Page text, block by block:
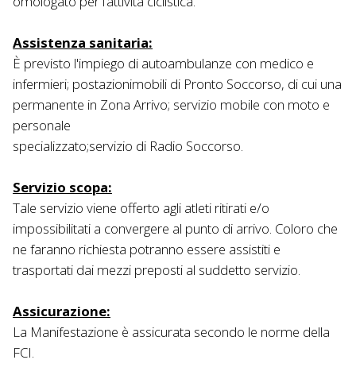
Assistenza sanitaria:
È previsto l'impiego di autoambulanze con medico e
infermieri; postazionimobili di Pronto Soccorso, di cui una
permanente in Zona Arrivo; servizio mobile con moto e
personale
specializzato;servizio di Radio Soccorso.
Servizio scopa:
Tale servizio viene offerto agli atleti ritirati e/o
impossibilitati a convergere al punto di arrivo. Coloro che
ne faranno richiesta potranno essere assistiti e
trasportati dai mezzi preposti al suddetto servizio.
Assicurazione:
La Manifestazione è assicurata secondo le norme della
FCI.